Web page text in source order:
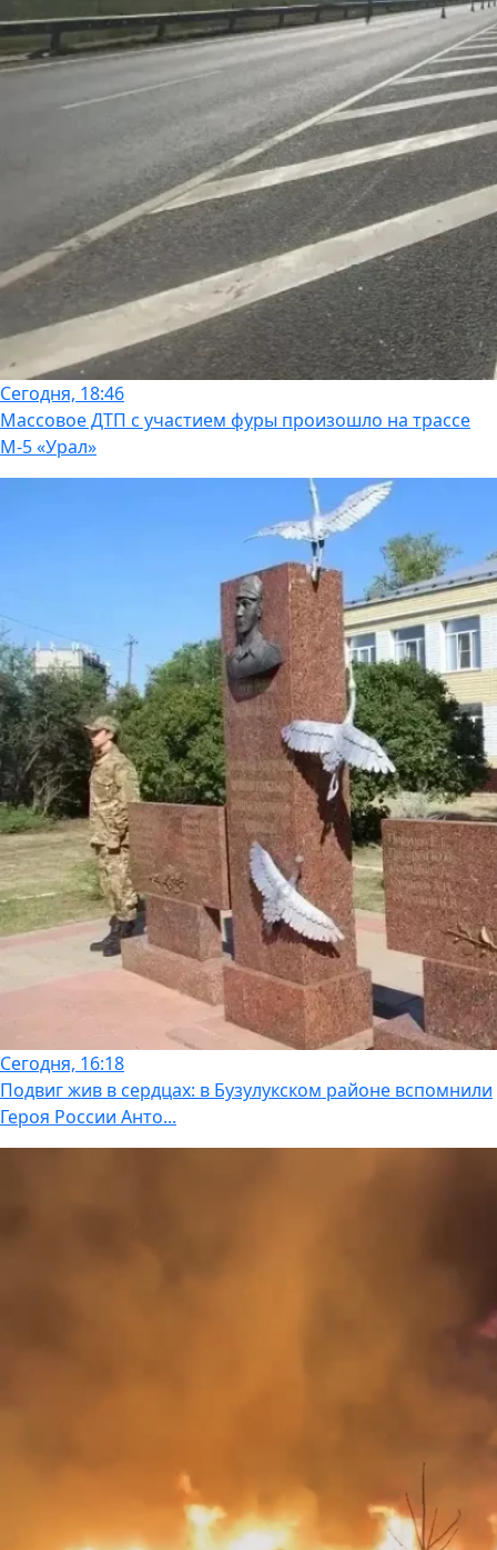
Сегодня, 18:46
Массовое ДТП с участием фуры произошло на трассе
М-5 «Урал»
Сегодня, 16:18
Подвиг жив в сердцах: в Бузулукском районе вспомнили
Героя России Анто...